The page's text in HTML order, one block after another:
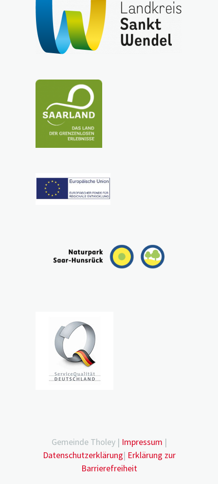
Gemeinde Tholey | Impressum |
Datenschutzerklärung| Erklärung zur
Barrierefreiheit